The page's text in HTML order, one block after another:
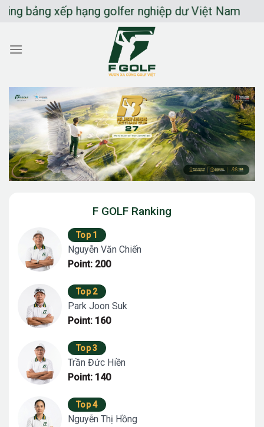
Chuyển
dung
bảng xếp hạng golfer nghiệp dư Việt Nam
F GOLF Ranking
Top 1
Nguyễn Văn Chiến
Point: 200
Top 2
Park Joon Suk
Point: 160
Top 3
Trần Đức Hiền
Point: 140
Top 4
Nguyễn Thị Hồng